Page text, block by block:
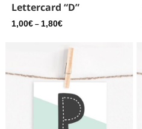
Lettercard “D”
1,00€ – 1,80€